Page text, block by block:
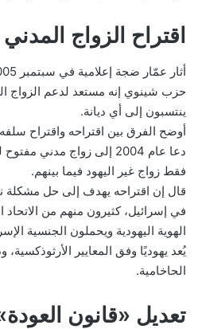
اقتراح الزواج المدني
حزب شينوي إنه مستعد لدعم الزواج
ينتسبون إلى أي ديانة.
أوضح الفرق بين اقتراحه واقتراح
دعا عام 2004 إلى زواج
فقط زواج غير اليهود فيما بينهم.
في إسرائيل، كثيرون منهم من
الهوية اليهودية ويحملون الجنسية
يُعد يهوديًا وفق المعايير
الحاخامية.
تعديل «قانون